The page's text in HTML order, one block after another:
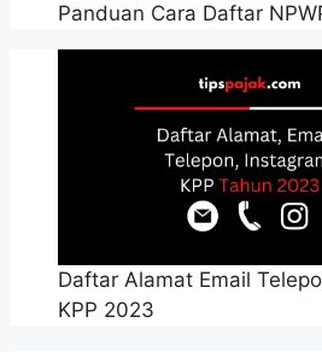
Panduan Cara Daftar
Daftar Alamat Email
KPP 2023